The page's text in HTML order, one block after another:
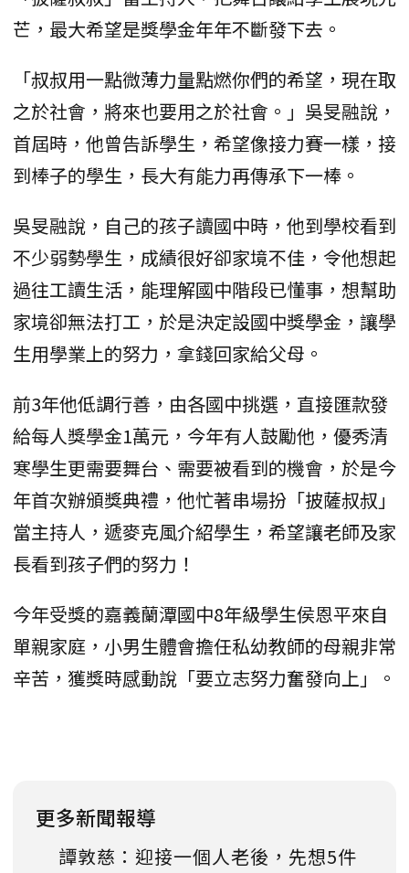
芒，最大希望是獎學金年年不斷發下去。
「叔叔用一點微薄力量點燃你們的希望，現在取
之於社會，將來也要用之於社會。」吳旻融說，
首屆時，他曾告訴學生，希望像接力賽一樣，接
到棒子的學生，長大有能力再傳承下一棒。
吳旻融說，自己的孩子讀國中時，他到學校看到
不少弱勢學生，成績很好卻家境不佳，令他想起
過往工讀生活，能理解國中階段已懂事，想幫助
家境卻無法打工，於是決定設國中獎學金，讓學
生用學業上的努力，拿錢回家給父母。
前3年他低調行善，由各國中挑選，直接匯款發
給每人獎學金1萬元，今年有人鼓勵他，優秀清
寒學生更需要舞台、需要被看到的機會，於是今
年首次辦頒獎典禮，他忙著串場扮「披薩叔叔」
當主持人，遞麥克風介紹學生，希望讓老師及家
長看到孩子們的努力！
今年受獎的嘉義蘭潭國中8年級學生侯恩平來自
單親家庭，小男生體會擔任私幼教師的母親非常
辛苦，獲獎時感動說「要立志努力奮發向上」。
更多新聞報導
譚敦慈：迎接一個人老後，先想5件